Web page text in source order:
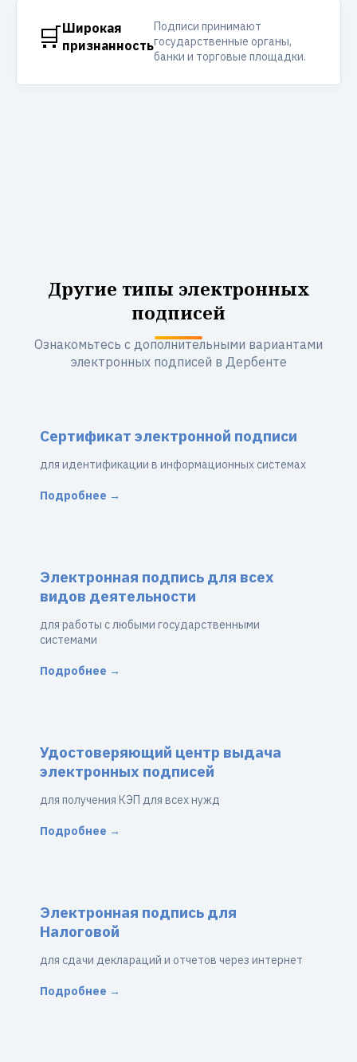
🛒Широкая
признанность
Подписи принимают
государственные органы,
банки и торговые площадки.
Другие типы электронных
подписей
Ознакомьтесь с дополнительными вариантами
электронных подписей в Дербенте
Сертификат электронной подписи
для идентификации в информационных системах
Подробнее →
Электронная подпись для всех
видов деятельности
для работы с любыми государственными
системами
Подробнее →
Удостоверяющий центр выдача
электронных подписей
для получения КЭП для всех нужд
Подробнее →
Электронная подпись для
Налоговой
для сдачи деклараций и отчетов через интернет
Подробнее →